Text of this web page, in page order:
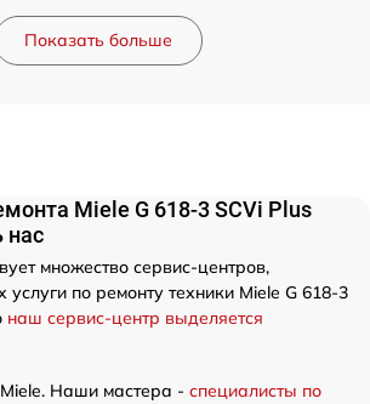
Показать больше
Miele G 618-3 SCVi Plus
нас
множество сервис-центров,
по ремонту техники Miele G 618-3
наш сервис-центр выделяется
Наши мастера - специалисты по